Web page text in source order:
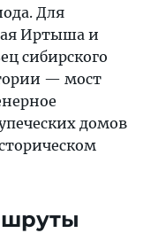
Для
Иртыша и
сибирского
— мост
домов